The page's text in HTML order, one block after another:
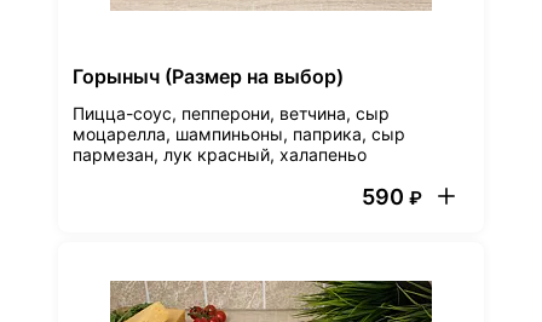
Горыныч (Размер на выбор)
Пицца-соус, пепперони, ветчина, сыр
моцарелла, шампиньоны, паприка, сыр
пармезан, лук красный, халапеньо
590 ₽